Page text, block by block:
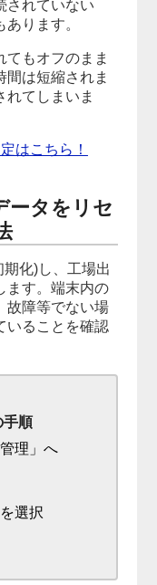
されていない
ります。
てもオフのまま
間は短縮されま
れてしまいま
はこちら！
ータをリセ
化)し、工場出
ます。端末内の
故障等でない場
いることを確認
順
理」へ
選択